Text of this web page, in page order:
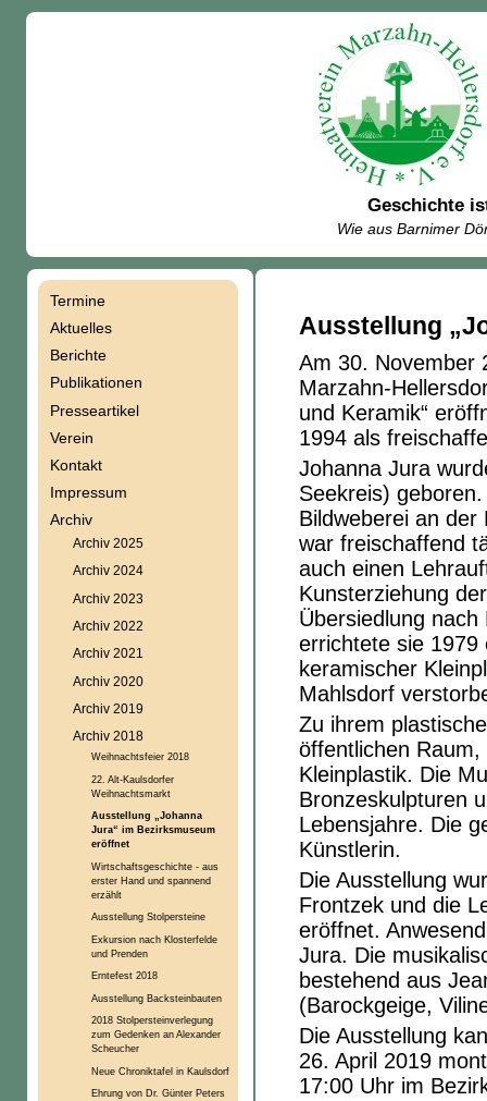
Geschichte
Wie aus Barnimer
Ausstellung
Am 30. November
Marzahn-
und Keramik“
1994 als
Johanna Jura
Seekreis)
Bildweberei an der
war freischaffend
auch einen
Kunsterziehung
Übersiedlung
errichtete sie 1979
keramischer
Mahlsdorf
Zu ihrem
öffentlichen
Kleinplastik. Die
Bronzeskulpturen
Lebensjahre. Die
Künstlerin.
Die Ausstellung
Frontzek und die
eröffnet.
Jura. Die
bestehend aus
(Barockgeige,
Die Ausstellung
26. April 2019
17:00 Uhr im
Termine
Aktuelles
Berichte
Publikationen
Presseartikel
Verein
Kontakt
Impressum
Archiv
Archiv 2025
Archiv 2024
Archiv 2023
Archiv 2022
Archiv 2021
Archiv 2020
Archiv 2019
Archiv 2018
Weihnachtsfeier 2018
22. Alt-Kaulsdorfer
Weihnachtsmarkt
Ausstellung „Johanna
Jura“ im Bezirksmuseum
eröffnet
Wirtschaftsgeschichte - aus
erster Hand und spannend
erzählt
Ausstellung Stolpersteine
Exkursion nach Klosterfelde
und Prenden
Erntefest 2018
Ausstellung Backsteinbauten
2018 Stolpersteinverlegung
zum Gedenken an Alexander
Scheucher
Neue Chroniktafel in Kaulsdorf
Ehrung von Dr. Günter Peters